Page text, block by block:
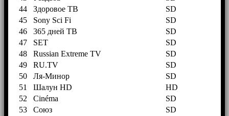
44
Здоровое ТВ
SD
45
Sony Sci Fi
SD
46
365 дней ТВ
SD
47
SET
SD
48
Russian Extreme TV
SD
49
RU.TV
SD
50
Ля-Минор
SD
51
Шалун HD
HD
52
Cinéma
SD
53
Союз
SD